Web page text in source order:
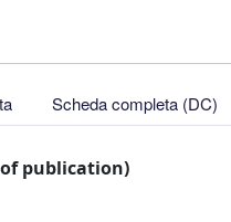
Scheda completa (DC)
publication)